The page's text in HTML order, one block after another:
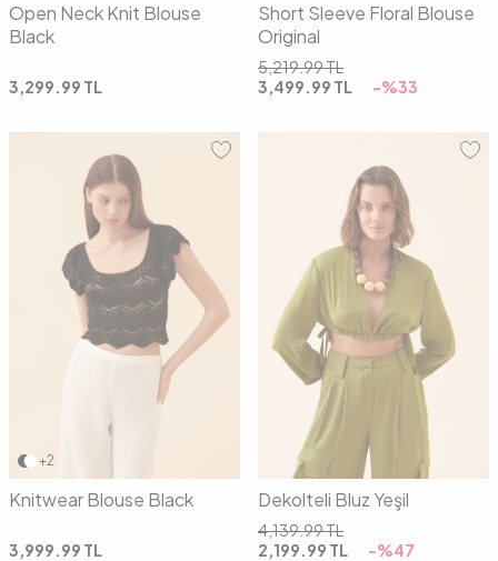
Open Neck Knit Blouse
Black
3,299.99 TL
Short Sleeve Floral Blouse
Original
5,219.99TL
3,499.99 TL -%33
+2
02
Knitwear Blouse Black
3,999.99 TL
36 38 40
Dekolteli Bluz Yeşil
4,139.99TL
2,199.99 TL -%47